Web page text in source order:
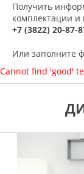
Получить
комплектации
+7 (3822) 20-87-
Или заполните
Cannot find 'good'